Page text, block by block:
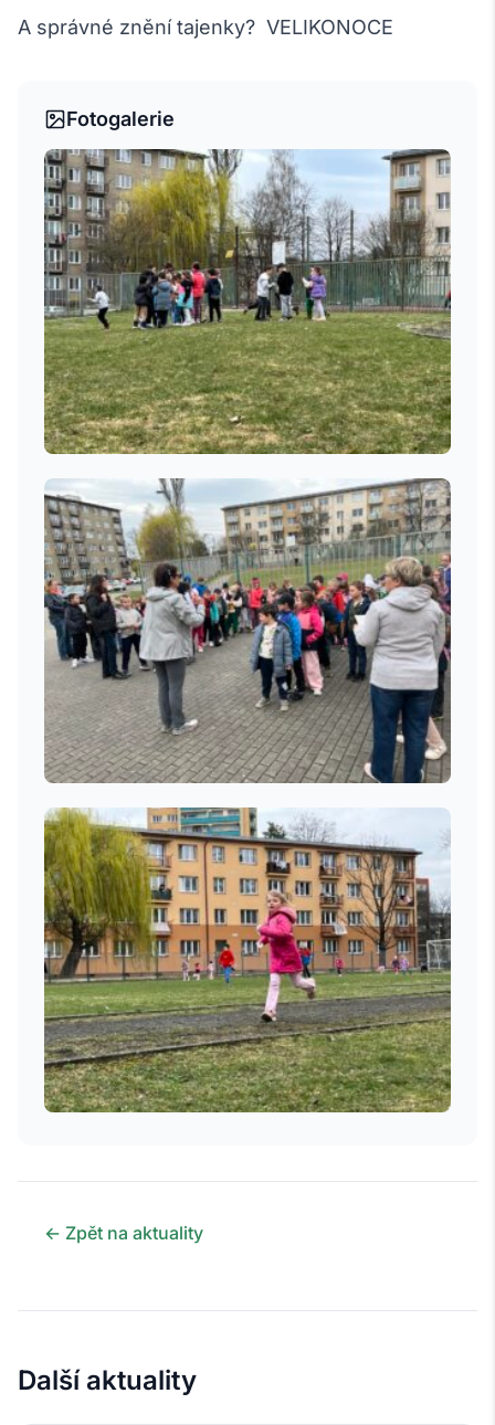
A správné znění tajenky? VELIKONOCE
Fotogalerie
← Zpět na aktuality
Další aktuality